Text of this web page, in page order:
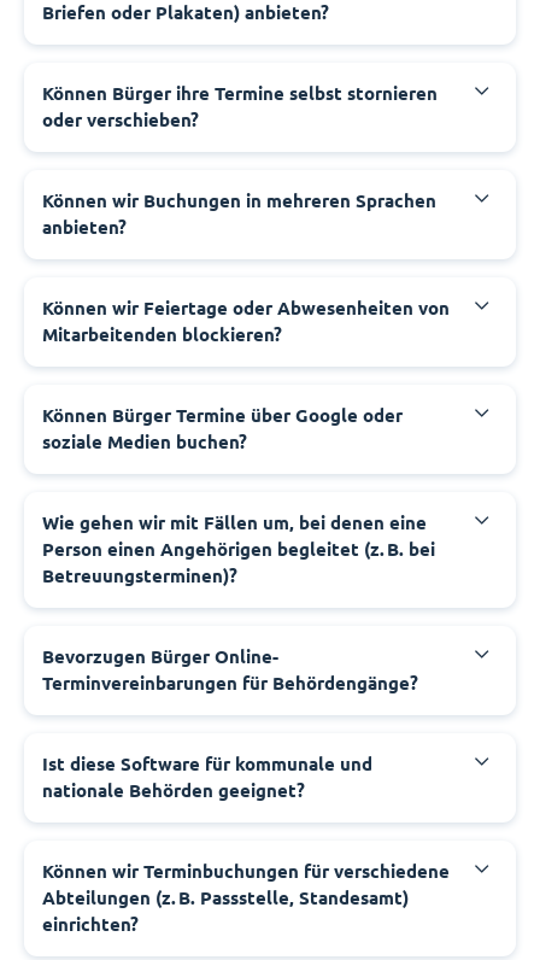
Briefen oder Plakaten) anbieten?
‍Können Bürger ihre Termine selbst stornieren
oder verschieben?
‍Können wir Buchungen in mehreren Sprachen
anbieten?
‍Können wir Feiertage oder Abwesenheiten von
Mitarbeitenden blockieren?
‍Können Bürger Termine über Google oder
soziale Medien buchen?
‍Wie gehen wir mit Fällen um, bei denen eine
Person einen Angehörigen begleitet (z. B. bei
Betreuungsterminen)?
‍Bevorzugen Bürger Online-
Terminvereinbarungen für Behördengänge?
‍Ist diese Software für kommunale und
nationale Behörden geeignet?
‍Können wir Terminbuchungen für verschiedene
Abteilungen (z. B. Passstelle, Standesamt)
einrichten?